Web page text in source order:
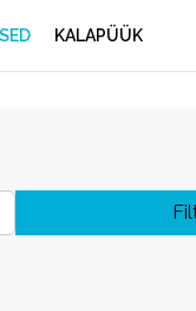
KALAPÜÜK